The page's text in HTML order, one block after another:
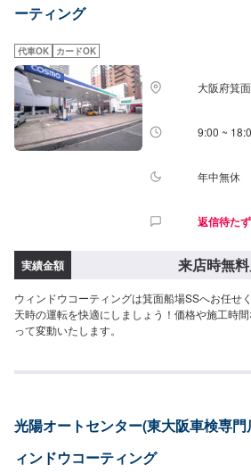
ーティング
代車OK カードOK
大阪府箕
9:00 ~
年中無休
返信待た
実績金額 来店時無
ウィンドウコーティングは箕面船場SSへお任せ
天時の運転を快適にしましょう！価格や施工時
って変動いたします。
光陽オートセンター(東大阪車検専門
ィンドウコーティング